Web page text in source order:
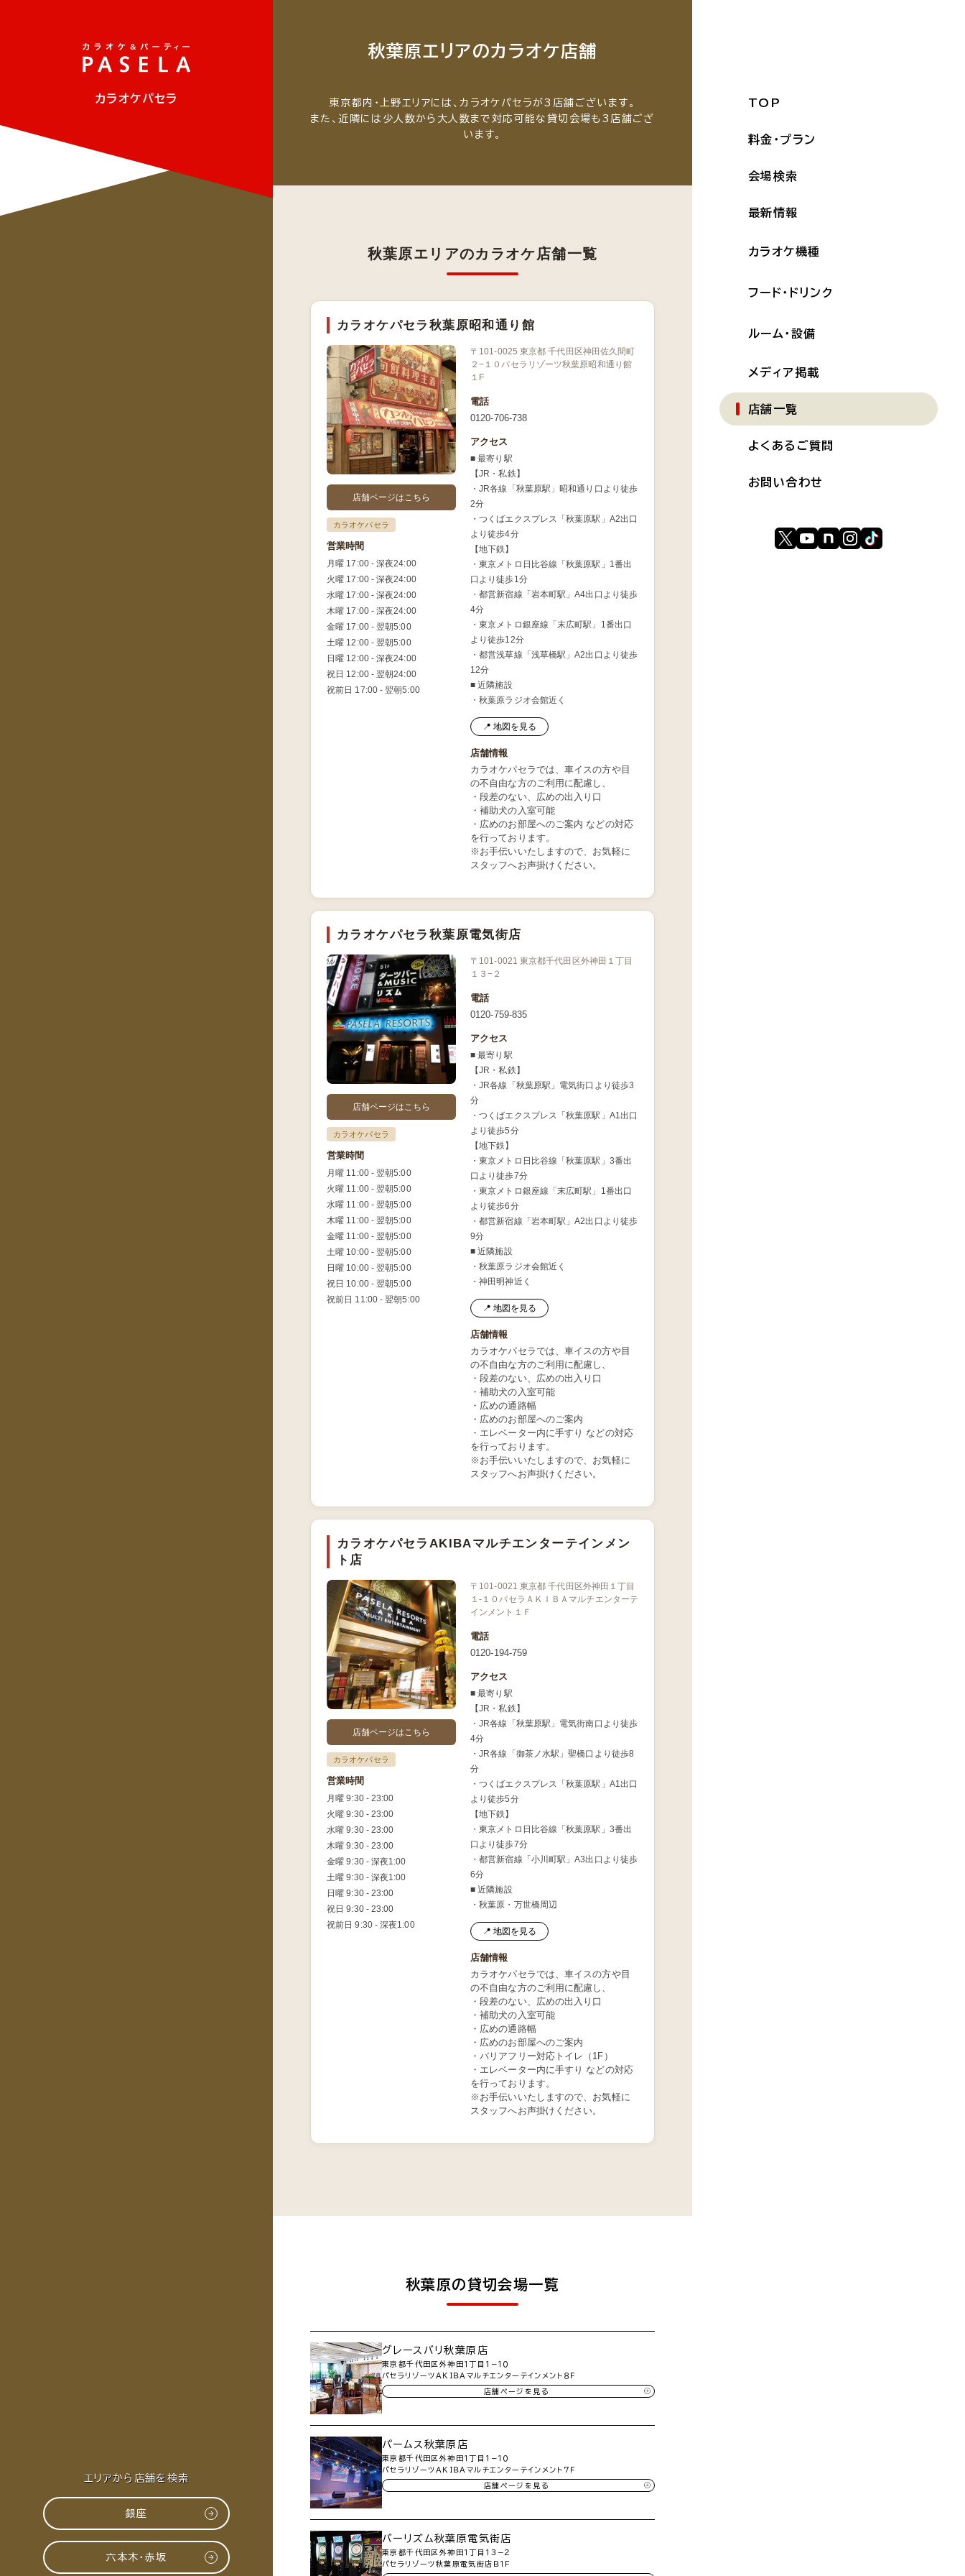
カラオケパセラ
エリアから店舗を検索
銀座
六本木・赤坂
TOP
料金・プラン
会場検索
最新情報
カラオケ機種
フード・ドリンク
ルーム・設備
メディア掲載
店舗一覧
よくあるご質問
お問い合わせ
秋葉原エリアのカラオケ店舗
東京都内・上野エリアには、カラオケパセラが3店舗ございます。
また、近隣には少人数から大人数まで対応可能な貸切会場も3店舗ござ
います。
秋葉原エリアのカラオケ店舗一覧
カラオケパセラ秋葉原昭和通り館
店舗ページはこちら
カラオケパセラ
営業時間
月曜 17:00 - 深夜24:00
火曜 17:00 - 深夜24:00
水曜 17:00 - 深夜24:00
木曜 17:00 - 深夜24:00
金曜 17:00 - 翌朝5:00
土曜 12:00 - 翌朝5:00
日曜 12:00 - 深夜24:00
祝日 12:00 - 翌朝24:00
祝前日 17:00 - 翌朝5:00
〒101-0025 東京都 千代田区神田佐久間町
２−１０パセラリゾーツ秋葉原昭和通り館
１F
電話
0120-706-738
アクセス
■ 最寄り駅
【JR・私鉄】
・JR各線「秋葉原駅」昭和通り口より徒歩
2分
・つくばエクスプレス「秋葉原駅」A2出口
より徒歩4分
【地下鉄】
・東京メトロ日比谷線「秋葉原駅」1番出
口より徒歩1分
・都営新宿線「岩本町駅」A4出口より徒歩
4分
・東京メトロ銀座線「末広町駅」1番出口
より徒歩12分
・都営浅草線「浅草橋駅」A2出口より徒歩
12分
■ 近隣施設
・秋葉原ラジオ会館近く
📍 地図を見る
店舗情報
カラオケパセラでは、車イスの方や目
の不自由な方のご利用に配慮し、
・段差のない、広めの出入り口
・補助犬の入室可能
・広めのお部屋へのご案内 などの対応
を行っております。
※お手伝いいたしますので、お気軽に
スタッフへお声掛けください。
カラオケパセラ秋葉原電気街店
店舗ページはこちら
カラオケパセラ
営業時間
月曜 11:00 - 翌朝5:00
火曜 11:00 - 翌朝5:00
水曜 11:00 - 翌朝5:00
木曜 11:00 - 翌朝5:00
金曜 11:00 - 翌朝5:00
土曜 10:00 - 翌朝5:00
日曜 10:00 - 翌朝5:00
祝日 10:00 - 翌朝5:00
祝前日 11:00 - 翌朝5:00
〒101-0021 東京都千代田区外神田１丁目
１３−２
電話
0120-759-835
アクセス
■ 最寄り駅
【JR・私鉄】
・JR各線「秋葉原駅」電気街口より徒歩3
分
・つくばエクスプレス「秋葉原駅」A1出口
より徒歩5分
【地下鉄】
・東京メトロ日比谷線「秋葉原駅」3番出
口より徒歩7分
・東京メトロ銀座線「末広町駅」1番出口
より徒歩6分
・都営新宿線「岩本町駅」A2出口より徒歩
9分
■ 近隣施設
・秋葉原ラジオ会館近く
・神田明神近く
📍 地図を見る
店舗情報
カラオケパセラでは、車イスの方や目
の不自由な方のご利用に配慮し、
・段差のない、広めの出入り口
・補助犬の入室可能
・広めの通路幅
・広めのお部屋へのご案内
・エレベーター内に手すり などの対応
を行っております。
※お手伝いいたしますので、お気軽に
スタッフへお声掛けください。
カラオケパセラAKIBAマルチエンターテインメン
ト店
店舗ページはこちら
カラオケパセラ
営業時間
月曜 9:30 - 23:00
火曜 9:30 - 23:00
水曜 9:30 - 23:00
木曜 9:30 - 23:00
金曜 9:30 - 深夜1:00
土曜 9:30 - 深夜1:00
日曜 9:30 - 23:00
祝日 9:30 - 23:00
祝前日 9:30 - 深夜1:00
〒101-0021 東京都 千代田区外神田１丁目
１-１０パセラＡＫＩＢＡマルチエンターテ
インメント１Ｆ
電話
0120-194-759
アクセス
■ 最寄り駅
【JR・私鉄】
・JR各線「秋葉原駅」電気街南口より徒歩
4分
・JR各線「御茶ノ水駅」聖橋口より徒歩8
分
・つくばエクスプレス「秋葉原駅」A1出口
より徒歩5分
【地下鉄】
・東京メトロ日比谷線「秋葉原駅」3番出
口より徒歩7分
・都営新宿線「小川町駅」A3出口より徒歩
6分
■ 近隣施設
・秋葉原・万世橋周辺
📍 地図を見る
店舗情報
カラオケパセラでは、車イスの方や目
の不自由な方のご利用に配慮し、
・段差のない、広めの出入り口
・補助犬の入室可能
・広めの通路幅
・広めのお部屋へのご案内
・バリアフリー対応トイレ（1F）
・エレベーター内に手すり などの対応
を行っております。
※お手伝いいたしますので、お気軽に
スタッフへお声掛けください。
秋葉原の貸切会場一覧
グレースバリ秋葉原店
東京都千代田区外神田１丁目１−１０
パセラリゾーツＡＫＩＢＡマルチエンターテインメント８Ｆ
店舗ページを見る
パームス秋葉原店
東京都千代田区外神田１丁目１−１０
パセラリゾーツＡＫＩＢＡマルチエンターテインメント７Ｆ
店舗ページを見る
バーリズム秋葉原電気街店
東京都千代田区外神田１丁目１３−２
パセラリゾーツ秋葉原電気街店Ｂ１Ｆ